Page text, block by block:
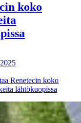
koko
Renetecin koko
lähtökuopissa